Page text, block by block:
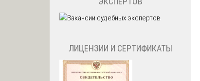
ЛИЦЕНЗИИ И СЕРТИФИКАТЫ